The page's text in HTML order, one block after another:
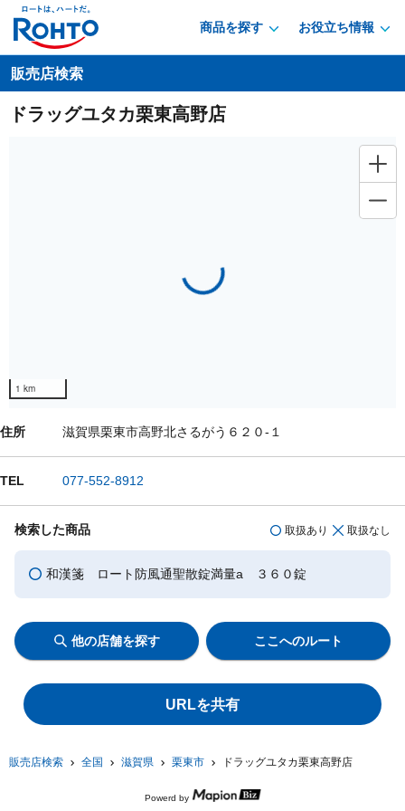
商品を探す お役立ち情報
販売店検索 全国 滋賀県 栗東市 ドラッグユタカ栗東高野店
販売店検索
ドラッグユタカ栗東高野店
住所 滋賀県栗東市高野北さるがう６２０-１
TEL 077-552-8912
検索した商品 取扱あり 取扱なし
和漢箋 ロート防風通聖散錠満量a ３６０錠
他の店舗を探す ここへのルート
URLを共有
Loading...
1 km
Powerd by